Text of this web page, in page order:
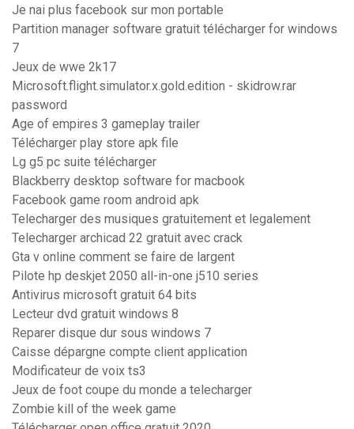
Je nai plus facebook sur mon portable
Partition manager software gratuit télécharger for windows
7
Jeux de wwe 2k17
Microsoft.flight.simulator.x.gold.edition - skidrow.rar
password
Age of empires 3 gameplay trailer
Télécharger play store apk file
Lg g5 pc suite télécharger
Blackberry desktop software for macbook
Facebook game room android apk
Telecharger des musiques gratuitement et legalement
Telecharger archicad 22 gratuit avec crack
Gta v online comment se faire de largent
Pilote hp deskjet 2050 all-in-one j510 series
Antivirus microsoft gratuit 64 bits
Lecteur dvd gratuit windows 8
Reparer disque dur sous windows 7
Caisse dépargne compte client application
Modificateur de voix ts3
Jeux de foot coupe du monde a telecharger
Zombie kill of the week game